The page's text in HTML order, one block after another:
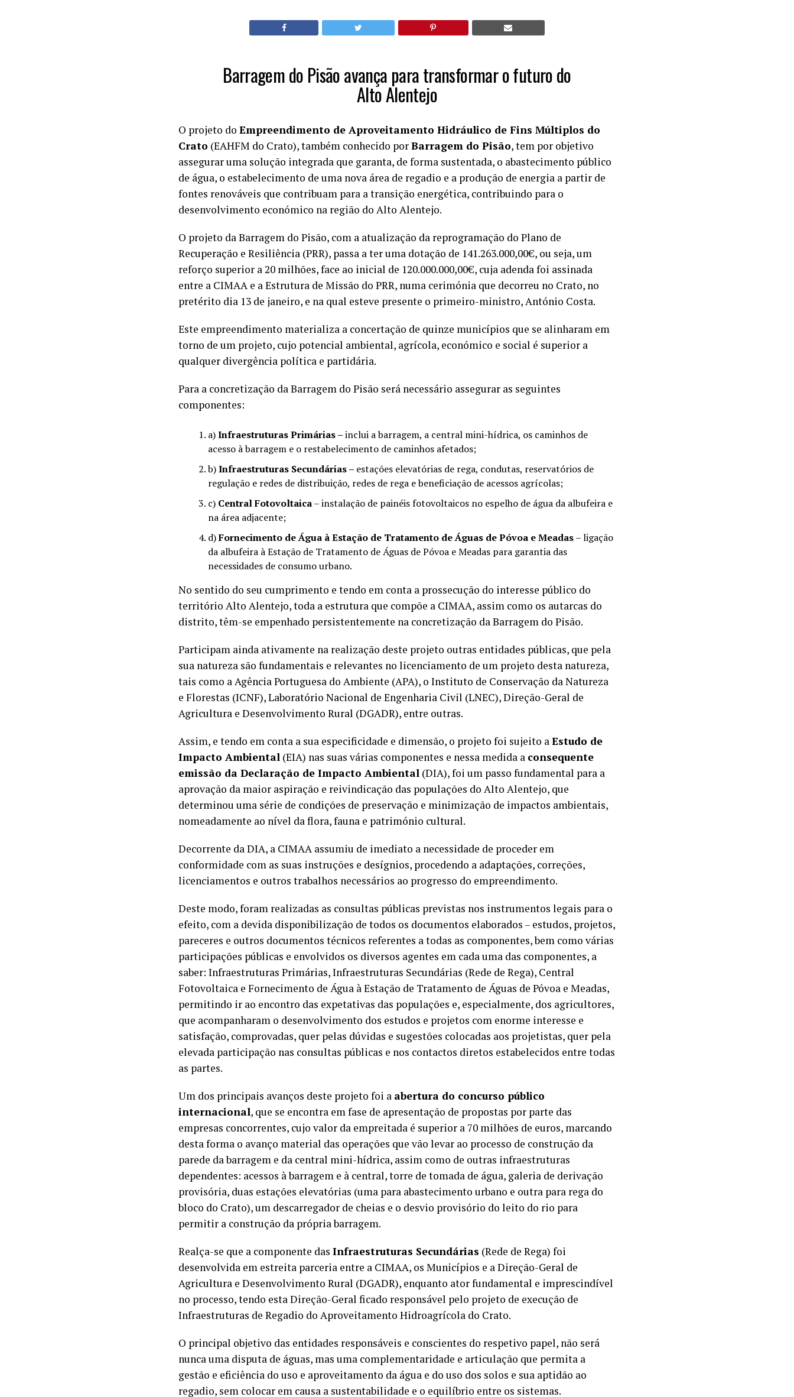
Barragem do Pisão avança para transformar o futuro do
Alto Alentejo
O projeto do Empreendimento de Aproveitamento Hidráulico de Fins Múltiplos do
Crato (EAHFM do Crato), também conhecido porBarragem do Pisão, tem por objetivo
assegurar uma solução integrada que garanta, de forma sustentada, o abastecimento público
de água, o estabelecimento de uma nova área de regadio e a produção de energia a partir de
fontes renováveis que contribuam para a transição energética, contribuindo para o
desenvolvimento económico na região do Alto Alentejo.
O projeto da Barragem do Pisão, com a atualização da reprogramação do Plano de
Recuperação e Resiliência (PRR), passa a ter uma dotação de 141.263.000,00€, ou seja, um
reforço superior a 20 milhões, face ao inicial de 120.000.000,00€, cuja adenda foi assinada
entre a CIMAA e a Estrutura de Missão do PRR, numa cerimónia que decorreu no Crato, no
pretérito dia 13 de janeiro, e na qual esteve presente o primeiro-ministro, António Costa.
Este empreendimento materializa a concertação de quinze municípios que se alinharam em
torno de um projeto, cujo potencial ambiental, agrícola, económico e social é superior a
qualquer divergência política e partidária.
Para a concretização da Barragem do Pisão será necessário assegurar as seguintes
componentes:
a)Infraestruturas Primárias –inclui a barragem, a central mini-hídrica, os caminhos de
acesso à barragem e o restabelecimento de caminhos afetados;
b)Infraestruturas Secundárias – estações elevatórias de rega, condutas, reservatórios de
regulação e redes de distribuição, redes de rega e beneficiação de acessos agrícolas;
c) Central Fotovoltaica– instalação de painéis fotovoltaicos no espelho de água da albufeira e
na área adjacente;
d)Fornecimento de Água à Estação de Tratamento de Águas de Póvoa e Meadas– ligação
da albufeira à Estação de Tratamento de Águas de Póvoa e Meadas para garantia das
necessidades de consumo urbano.
No sentido do seu cumprimento e tendo em conta a prossecução do interesse público do
território Alto Alentejo, toda a estrutura que compõe a CIMAA, assim como os autarcas do
distrito, têm-se empenhado persistentemente na concretização da Barragem do Pisão.
Participam ainda ativamente na realização deste projeto outras entidades públicas, que pela
sua natureza são fundamentais e relevantes no licenciamento de um projeto desta natureza,
tais como a Agência Portuguesa do Ambiente (APA), o Instituto de Conservação da Natureza
e Florestas (ICNF), Laboratório Nacional de Engenharia Civil (LNEC), Direção-Geral de
Agricultura e Desenvolvimento Rural (DGADR), entre outras.
Assim, e tendo em conta a sua especificidade e dimensão, o projeto foi sujeito aEstudo de
Impacto Ambiental (EIA) nas suas várias componentes e nessa medida a consequente
emissão da Declaração de Impacto Ambiental (DIA), foi um passo fundamental para a
aprovação da maior aspiração e reivindicação das populações do Alto Alentejo, que
determinou uma série de condições de preservação e minimização de impactos ambientais,
nomeadamente ao nível da flora, fauna e património cultural.
Decorrente da DIA, a CIMAA assumiu de imediato a necessidade de proceder em
conformidade com as suas instruções e desígnios, procedendo a adaptações, correções,
licenciamentos e outros trabalhos necessários ao progresso do empreendimento.
Deste modo, foram realizadas as consultas públicas previstas nos instrumentos legais para o
efeito, com a devida disponibilização de todos os documentos elaborados – estudos, projetos,
pareceres e outros documentos técnicos referentes a todas as componentes, bem como várias
participações públicas e envolvidos os diversos agentes em cada uma das componentes, a
saber: Infraestruturas Primárias, Infraestruturas Secundárias (Rede de Rega), Central
Fotovoltaica e Fornecimento de Água à Estação de Tratamento de Águas de Póvoa e Meadas,
permitindo ir ao encontro das expetativas das populações e, especialmente, dos agricultores,
que acompanharam o desenvolvimento dos estudos e projetos com enorme interesse e
satisfação, comprovadas, quer pelas dúvidas e sugestões colocadas aos projetistas, quer pela
elevada participação nas consultas públicas e nos contactos diretos estabelecidos entre todas
as partes.
Um dos principais avanços deste projeto foi a abertura do concurso público
internacional, que se encontra em fase de apresentação de propostas por parte das
empresas concorrentes, cujo valor da empreitada é superior a 70 milhões de euros, marcando
desta forma o avanço material das operações que vão levar ao processo de construção da
parede da barragem e da central mini-hídrica, assim como de outras infraestruturas
dependentes: acessos à barragem e à central, torre de tomada de água, galeria de derivação
provisória, duas estações elevatórias (uma para abastecimento urbano e outra para rega do
bloco do Crato), um descarregador de cheias e o desvio provisório do leito do rio para
permitir a construção da própria barragem.
Realça-se que a componente das Infraestruturas Secundárias (Rede de Rega) foi
desenvolvida em estreita parceria entre a CIMAA, os Municípios e a Direção-Geral de
Agricultura e Desenvolvimento Rural (DGADR), enquanto ator fundamental e imprescindível
no processo, tendo esta Direção-Geral ficado responsável pelo projeto de execução de
Infraestruturas de Regadio do Aproveitamento Hidroagrícola do Crato.
O principal objetivo das entidades responsáveis e conscientes do respetivo papel, não será
nunca uma disputa de águas, mas uma complementaridade e articulação que permita a
gestão e eficiência do uso e aproveitamento da água e do uso dos solos e sua aptidão ao
regadio, sem colocar em causa a sustentabilidade e o equilíbrio entre os sistemas.